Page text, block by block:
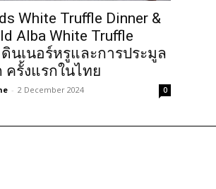
White Truffle Dinner &
Alba White Truffle
ดินเนอร์หรูและการประมูล
ครั้งแรกในไทย
- 2 December 2024 0